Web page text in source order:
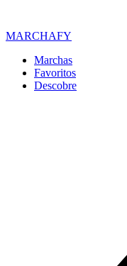
MARCHAFY
Marchas
Favoritos
Descobre